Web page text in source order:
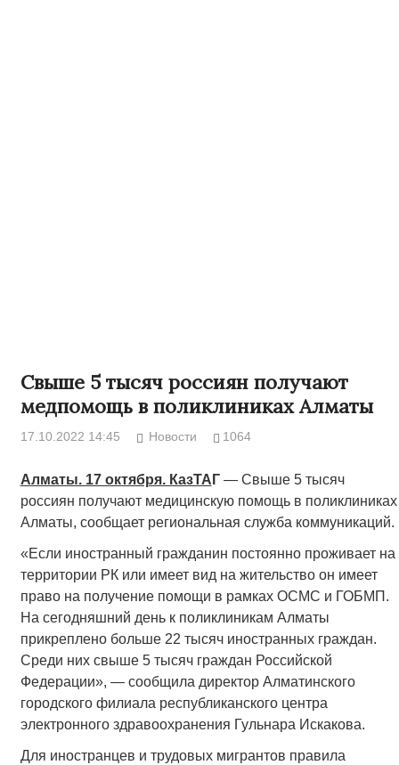
Свыше 5 тысяч россиян получают
медпомощь в поликлиниках Алматы
17.10.2022 14:45 Новости 1064
Алматы. 17 октября. КазТА Г— Свыше 5 тысяч
россиян получают медицинскую помощь в поликлиниках
Алматы, сообщает региональная служба коммуникаций.
«Если иностранный гражданин постоянно проживает на
территории РК или имеет вид на жительство он имеет
право на получение помощи в рамках ОСМС и ГОБМП.
На сегодняшний день к поликлиникам Алматы
прикреплено больше 22 тысяч иностранных граждан.
Среди них свыше 5 тысяч граждан Российской
Федерации», — сообщила директор Алматинского
городского филиала республиканского центра
электронного здравоохранения Гульнара Искакова.
Для иностранцев и трудовых мигрантов правила